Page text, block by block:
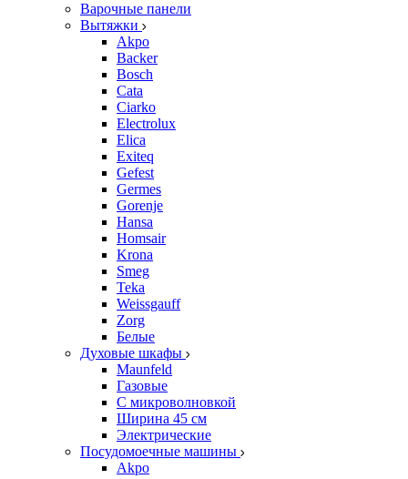
Варочные панели
Вытяжки
Akpo
Backer
Bosch
Cata
Ciarko
Electrolux
Elica
Exiteq
Gefest
Germes
Gorenje
Hansa
Homsair
Krona
Smeg
Teka
Weissgauff
Zorg
Белые
Духовые шкафы
Maunfeld
Газовые
С микроволновкой
Ширина 45 см
Электрические
Посудомоечные машины
Akpo